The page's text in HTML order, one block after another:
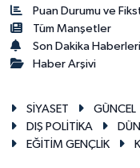
Puan Durumu ve
Tüm Manşetler
Son Dakika Haberleri
Haber Arşivi
SİYASET GÜNCEL
DIŞ POLİTİKA
EĞİTİM GENÇLİK